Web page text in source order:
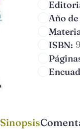
Año
ISBN:
Sinopsis